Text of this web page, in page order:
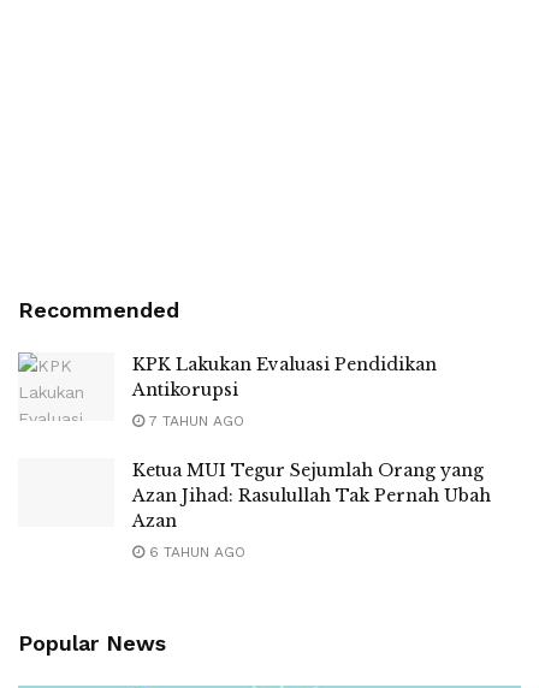
Recommended
KPK Lakukan Evaluasi Pendidikan
Antikorupsi
7 TAHUN AGO
Ketua MUI Tegur Sejumlah Orang yang
Azan Jihad: Rasulullah Tak Pernah Ubah
Azan
6 TAHUN AGO
Popular News